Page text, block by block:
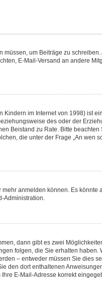
um Beiträge zu
E-Mail-Versand an andere
im Internet von 1998) ist
des oder der
Beistand zu Rate. Bitte
die unter der Frage „An wen
anmelden können. Es könnte
Administration.
dann gibt es zwei
folgen, die Sie erhalten haben.
– entweder müssen Sie dies
den dort enthaltenen
E-Mail-Adresse korrekt